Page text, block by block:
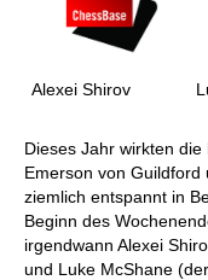
Alexei Shirov
Dieses Jahr wirkten
Emerson von Guildford
ziemlich entspannt in
Beginn des
irgendwann Alexei
und Luke McShane